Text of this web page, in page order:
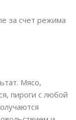
за счет режима
Мясо,
пироги с любой